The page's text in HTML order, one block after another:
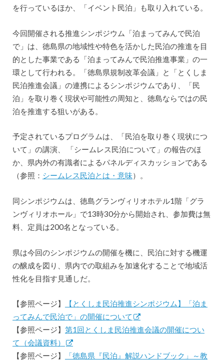
を行っているほか、「イベント民泊」も取り入れている。
今回開催される推進シンポジウム「泊まってみんで民泊
で」は、徳島県の地域性や特色を活かした民泊の推進を目
的とした事業である「泊まってみんで民泊推進事業」の一
環として行われる。「徳島県規制改革会議」と「とくしま
民泊推進会議」の連携によるシンポジウムであり、「民
泊」を取り巻く現状や可能性の周知と、徳島ならではの民
泊を推進する狙いがある。
予定されているプログラムは、「民泊を取り巻く現状につ
いて」の講演、 「シームレス民泊について」の報告のほ
か、県内外の有識者によるパネルディスカッションである
（参照： シームレス民泊とは・意味）。
同シンポジウムは、徳島グランヴィリオホテル1階「グラ
ンヴィリオホール」で13時30分から開始され、参加費は無
料、定員は200名となっている。
県は今回のシンポジウムの開催を機に、民泊に対する機運
の醸成を図り、県内での取組みを加速化することで地域活
性化を目指す見通しだ。
【参照ページ】
【とくしま民泊推進シンポジウム】「泊ま
ってみんで民泊で」の開催について
【参照ページ】 第1回とくしま民泊推進会議の開催につい
て（会議資料）
【参照ページ】
「徳島県『民泊』解説ハンドブック」～教